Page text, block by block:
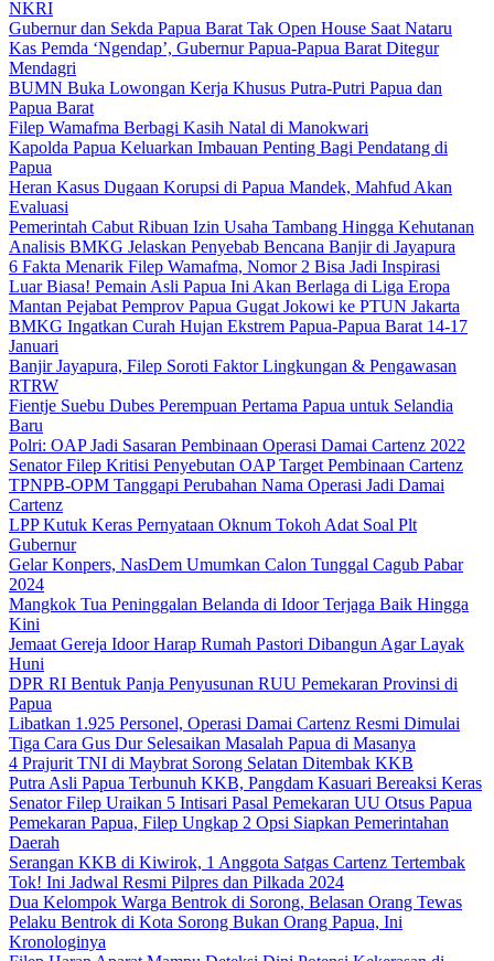
NKRI
Gubernur dan Sekda Papua Barat Tak Open House Saat Nataru
Kas Pemda ‘Ngendap’, Gubernur Papua-Papua Barat Ditegur
Mendagri
BUMN Buka Lowongan Kerja Khusus Putra-Putri Papua dan
Papua Barat
Filep Wamafma Berbagi Kasih Natal di Manokwari
Kapolda Papua Keluarkan Imbauan Penting Bagi Pendatang di
Papua
Heran Kasus Dugaan Korupsi di Papua Mandek, Mahfud Akan
Evaluasi
Pemerintah Cabut Ribuan Izin Usaha Tambang Hingga Kehutanan
Analisis BMKG Jelaskan Penyebab Bencana Banjir di Jayapura
6 Fakta Menarik Filep Wamafma, Nomor 2 Bisa Jadi Inspirasi
Luar Biasa! Pemain Asli Papua Ini Akan Berlaga di Liga Eropa
Mantan Pejabat Pemprov Papua Gugat Jokowi ke PTUN Jakarta
BMKG Ingatkan Curah Hujan Ekstrem Papua-Papua Barat 14-17
Januari
Banjir Jayapura, Filep Soroti Faktor Lingkungan & Pengawasan
RTRW
Fientje Suebu Dubes Perempuan Pertama Papua untuk Selandia
Baru
Polri: OAP Jadi Sasaran Pembinaan Operasi Damai Cartenz 2022
Senator Filep Kritisi Penyebutan OAP Target Pembinaan Cartenz
TPNPB-OPM Tanggapi Perubahan Nama Operasi Jadi Damai
Cartenz
LPP Kutuk Keras Pernyataan Oknum Tokoh Adat Soal Plt
Gubernur
Gelar Konpers, NasDem Umumkan Calon Tunggal Cagub Pabar
2024
Mangkok Tua Peninggalan Belanda di Idoor Terjaga Baik Hingga
Kini
Jemaat Gereja Idoor Harap Rumah Pastori Dibangun Agar Layak
Huni
DPR RI Bentuk Panja Penyusunan RUU Pemekaran Provinsi di
Papua
Libatkan 1.925 Personel, Operasi Damai Cartenz Resmi Dimulai
Tiga Cara Gus Dur Selesaikan Masalah Papua di Masanya
4 Prajurit TNI di Maybrat Sorong Selatan Ditembak KKB
Putra Asli Papua Terbunuh KKB, Pangdam Kasuari Bereaksi Keras
Senator Filep Uraikan 5 Intisari Pasal Pemekaran UU Otsus Papua
Pemekaran Papua, Filep Ungkap 2 Opsi Siapkan Pemerintahan
Daerah
Serangan KKB di Kiwirok, 1 Anggota Satgas Cartenz Tertembak
Tok! Ini Jadwal Resmi Pilpres dan Pilkada 2024
Dua Kelompok Warga Bentrok di Sorong, Belasan Orang Tewas
Pelaku Bentrok di Kota Sorong Bukan Orang Papua, Ini
Kronologinya